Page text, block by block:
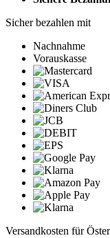
Sicher bezahlen mit
Nachnahme
Vorauskasse
Versandkosten für